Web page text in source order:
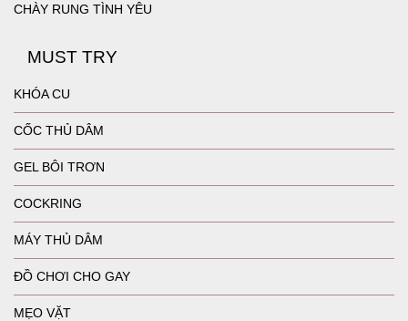
CHÀY RUNG TÌNH YÊU
MUST TRY
KHÓA CU
CỐC THỦ DÂM
GEL BÔI TRƠN
COCKRING
MÁY THỦ DÂM
ĐỒ CHƠI CHO GAY
MẸO VẶT